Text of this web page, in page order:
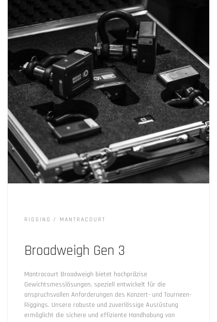
RIGGING MANTRACOURT
Broadweigh Gen 3
Mantracourt Broadweigh bietet hochpräzise
Gewichtsmesslösungen, speziell entwickelt für die
anspruchsvollen Anforderungen des Konzert- und Tourneen-
Riggings. Unsere robuste und zuverlässige Ausrüstung
ermöglicht die sichere und effiziente Handhabung von